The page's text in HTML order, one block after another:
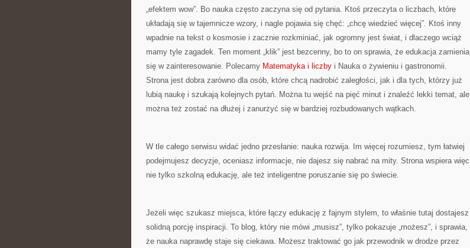
„efektem wow”. Bo nauka często zaczyna się od pytania. Ktoś przeczyta o liczbach, które
układają się w tajemnicze wzory, i nagle pojawia się chęć: „chcę wiedzieć więcej”. Ktoś inny
wpadnie na tekst o kosmosie i zacznie rozkminiać, jak ogromny jest świat, i dlaczego wciąż
mamy tyle zagadek. Ten moment „klik” jest bezcenny, bo to on sprawia, że edukacja zamienia
się w zainteresowanie. Polecamy Matematyka i liczby i Nauka o żywieniu i gastronomii.
Strona jest dobra zarówno dla osób, które chcą nadrobić zaległości, jak i dla tych, którzy już
lubią naukę i szukają kolejnych pytań. Można tu wejść na pięć minut i znaleźć lekki temat, ale
można też zostać na dłużej i zanurzyć się w bardziej rozbudowanych wątkach.
W tle całego serwisu widać jedno przesłanie: nauka rozwija. Im więcej rozumiesz, tym łatwiej
podejmujesz decyzje, oceniasz informacje, nie dajesz się nabrać na mity. Strona wspiera więc
nie tylko szkolną edukację, ale też inteligentne poruszanie się po świecie.
Jeżeli więc szukasz miejsca, które łączy edukację z fajnym stylem, to właśnie tutaj dostajesz
solidną porcję inspiracji. To blog, który nie mówi „musisz”, tylko pokazuje „możesz”, i sprawia,
że nauka naprawdę staje się ciekawa. Możesz traktować go jak przewodnik w drodze przez